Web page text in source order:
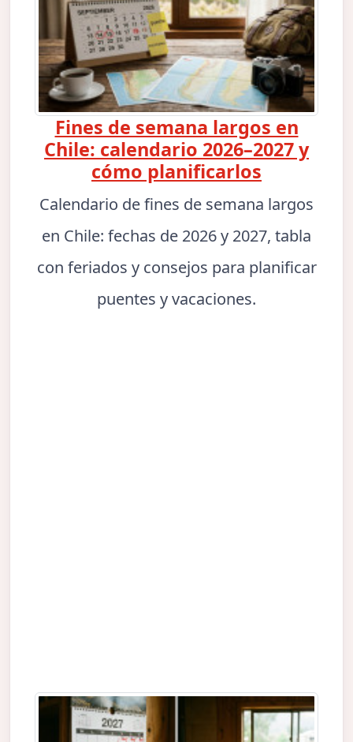
Fines de semana largos en
Chile: calendario 2026–2027 y
cómo planificarlos
Calendario de fines de semana largos
en Chile: fechas de 2026 y 2027, tabla
con feriados y consejos para planificar
puentes y vacaciones.